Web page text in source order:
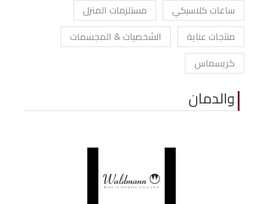
ساعات كلاسيكي
مستلزمات المنزل
منتجات عناية
الشخصيات & المجسمات
كريسماس
والدمان